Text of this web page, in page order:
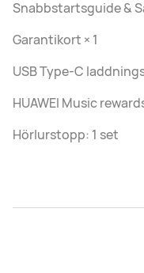
Snabbstartsguide &
Garantikort × 1
USB Type-C
HUAWEI Music
Hörlurstopp: 1 set